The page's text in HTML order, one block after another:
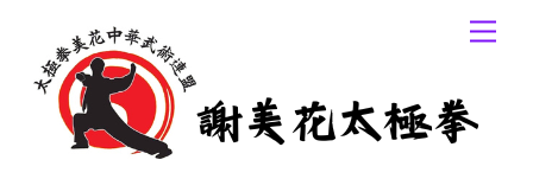
content